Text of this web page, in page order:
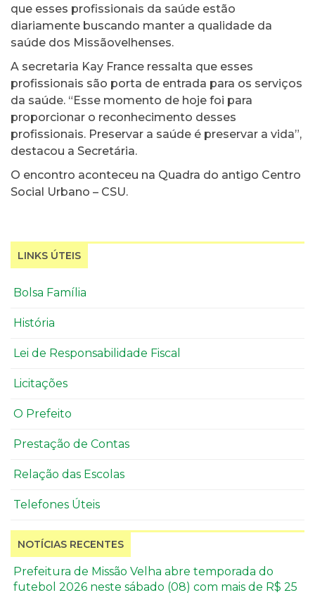
que esses profissionais da saúde estão
diariamente buscando manter a qualidade da
saúde dos Missãovelhenses.
A secretaria Kay France ressalta que esses
profissionais são porta de entrada para os serviços
da saúde. “Esse momento de hoje foi para
proporcionar o reconhecimento desses
profissionais. Preservar a saúde é preservar a vida”,
destacou a Secretária.
O encontro aconteceu na Quadra do antigo Centro
Social Urbano – CSU.
LINKS ÚTEIS
Bolsa Família
História
Lei de Responsabilidade Fiscal
Licitações
O Prefeito
Prestação de Contas
Relação das Escolas
Telefones Úteis
NOTÍCIAS RECENTES
Prefeitura de Missão Velha abre temporada do
futebol 2026 neste sábado (08) com mais de R$ 25